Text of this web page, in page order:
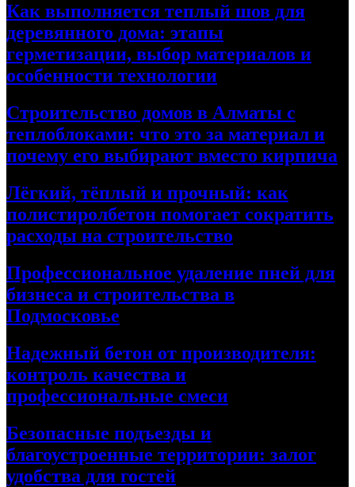
Как выполняется теплый шов для
деревянного дома: этапы
герметизации, выбор материалов и
особенности технологии
Строительство домов в Алматы с
теплоблоками: что это за материал и
почему его выбирают вместо кирпича
Лёгкий, тёплый и прочный: как
полистиролбетон помогает сократить
расходы на строительство
Профессиональное удаление пней для
бизнеса и строительства в
Подмосковье
Надежный бетон от производителя:
контроль качества и
профессиональные смеси
Безопасные подъезды и
благоустроенные территории: залог
удобства для гостей